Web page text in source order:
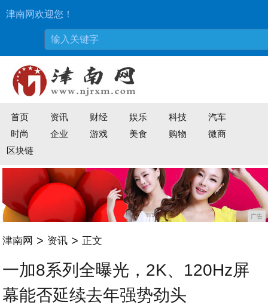
津南网欢迎您！
首页 资讯 财经 娱乐 科技
汽车
时尚
企业 游戏 美食 购物
微商
区块链
广告
津南网 > 资讯 > 正文
一加8系列全曝光，2K、120Hz屏
幕能否延续去年强势劲头